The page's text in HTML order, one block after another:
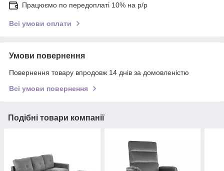
Працюємо по передоплаті 10% на р/р
Всі умови оплати
Умови повернення
Повернення товару впродовж 14 днів за домовленістю
Всі умови повернення
Подібні товари компанії